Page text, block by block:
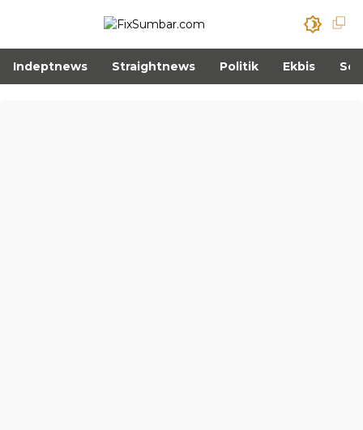
Indeptnews Straightnews Politik Ekbis